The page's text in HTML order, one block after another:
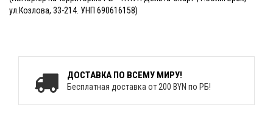
ул.Козлова, 33-214. УНП 690616158)
ДОСТАВКА ПО ВСЕМУ МИРУ!
Бесплатная доставка от 200 BYN по РБ!